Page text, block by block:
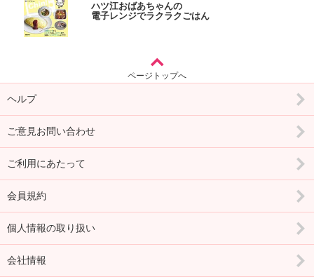
ハツ江おばあちゃんの
電子レンジでラクラクごはん
ページトップへ
ヘルプ
ご意見お問い合わせ
ご利用にあたって
会員規約
個人情報の取り扱い
会社情報